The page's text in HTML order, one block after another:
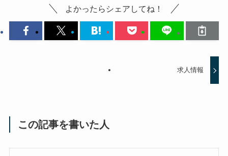
よかったらシェアしてね！
求人情報
この記事を書いた人